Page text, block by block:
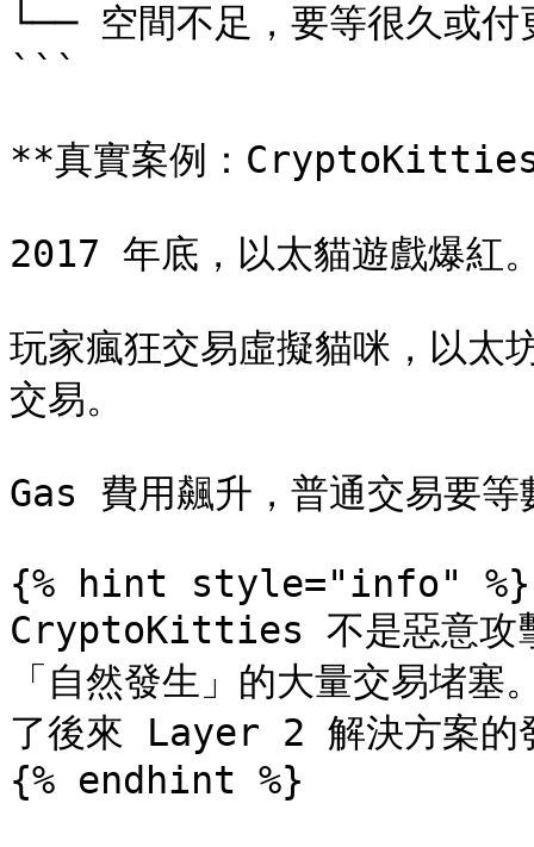
└── 空間不足，要等很久或付
```
**真實案例：
2017 年底，以太貓遊戲爆紅
玩家瘋狂交易虛擬貓咪，以
交易。
Gas 費用飆升，普通交易要
{% hint style="info" %}
CryptoKitties 不是惡意攻
「自然發生」的大量交易堵
了後來 Layer 2 解決方案的
{% endhint %}